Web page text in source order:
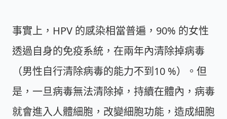
事實上，HPV 的感染相當普遍，90% 的女性
透過自身的免疫系統，在兩年內清除掉病毒
（男性自行清除病毒的能力不到10 %）。但
是，一旦病毒無法清除掉，持續在體內，病毒
就會進入人體細胞，改變細胞功能，造成細胞